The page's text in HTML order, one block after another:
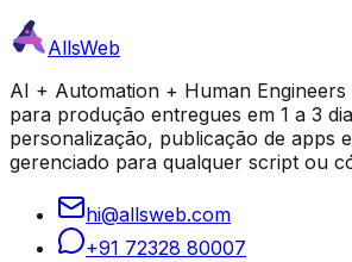
AllsWeb
AI + Automation + Human
para produção entregues em 1 a 3
personalização, publicação de apps
gerenciado para qualquer script ou
hi@allsweb.com
+91 72328 80007